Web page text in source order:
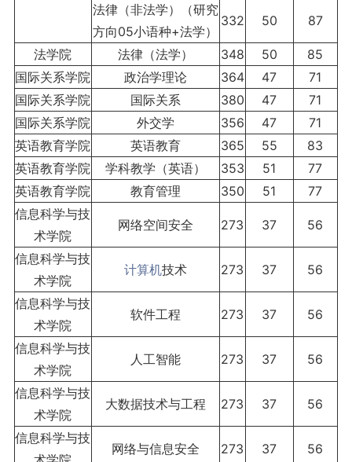
法律（非法学）（研究
方向05小语种+法学）
332 50 87
法学院 法律（法学） 348 50
85
国际关系学院
政治学理论 364 47
71
国际关系学院
国际关系 380 47
71
国际关系学院
外交学 356 47
71
英语教育学院
英语教育 365 55
83
英语教育学院
学科教学（英语） 353 51
77
英语教育学院
教育管理 350 51
77
信息科学与技
术学院
网络空间安全 273 37 56
信息科学与技
术学院
计算机技术 273 37 56
信息科学与技
术学院
软件工程 273 37 56
信息科学与技
术学院
人工智能 273 37 56
信息科学与技
术学院
大数据技术与工程 273 37 56
信息科学与技
网络与信息安全 273 37 56